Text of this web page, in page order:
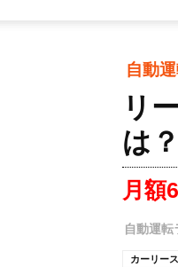
自動
リ
は
月額
自動運
カーリース